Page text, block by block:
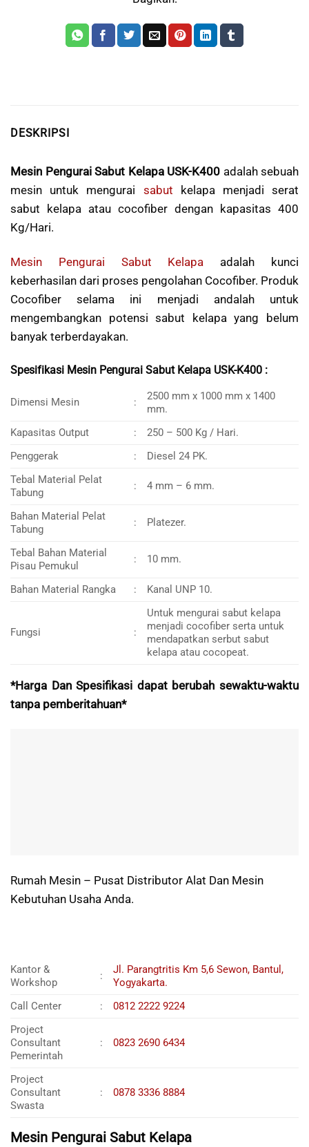
DESKRIPSI
Mesin Pengurai Sabut Kelapa USK-K400 adalah sebuah
mesin untuk mengurai sabut kelapa menjadi serat
sabut kelapa atau cocofiber dengan kapasitas 400
Kg/Hari.
Mesin Pengurai Sabut Kelapa adalah kunci
keberhasilan dari proses pengolahan Cocofiber. Produk
Cocofiber selama ini menjadi andalah untuk
mengembangkan potensi sabut kelapa yang belum
banyak terberdayakan.
Spesifikasi Mesin Pengurai Sabut Kelapa USK-K400 :
Dimensi Mesin :
2500 mm x 1000 mm x 1400
mm.
Kapasitas Output
:
250 – 500 Kg / Hari.
Penggerak
:
Diesel 24 PK.
Tebal Material Pelat
Tabung
: 4 mm – 6 mm.
Bahan Material Pelat
Tabung
: Platezer.
Tebal Bahan Material
Pisau Pemukul
: 10 mm.
Bahan Material Rangka : Kanal UNP 10.
Fungsi :
Untuk mengurai sabut kelapa
menjadi cocofiber serta untuk
mendapatkan serbut sabut
kelapa atau cocopeat.
*Harga Dan Spesifikasi dapat berubah sewaktu-waktu
tanpa pemberitahuan*
Rumah Mesin – Pusat Distributor Alat Dan Mesin
Kebutuhan Usaha Anda.
Kantor &
Workshop
:
Jl. Parangtritis Km 5,6 Sewon, Bantul,
Yogyakarta.
Call Center
:
0812 2222 9224
Project
Consultant
Pemerintah
: 0823 2690 6434
Project
Consultant
Swasta
: 0878 3336 8884
Mesin Pengurai Sabut Kelapa